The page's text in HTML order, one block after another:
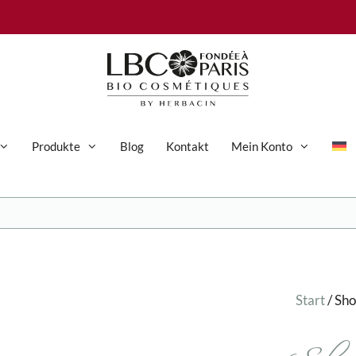
Produkte Blog Kontakt Mein Konto
Start/